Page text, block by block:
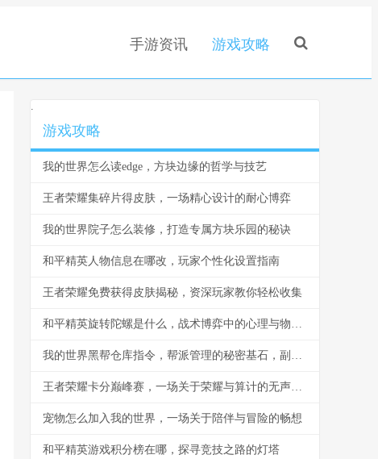
手游资讯 游戏攻略
.
游戏攻略
我的世界怎么读edge，方块边缘的哲学与技艺
王者荣耀集碎片得皮肤，一场精心设计的耐心博弈
我的世界院子怎么装修，打造专属方块乐园的秘诀
和平精英人物信息在哪改，玩家个性化设置指南
王者荣耀免费获得皮肤揭秘，资深玩家教你轻松收集
和平精英旋转陀螺是什么，战术博弈中的心理与物理轴心
我的世界黑帮仓库指令，帮派管理的秘密基石，副标题，指令构筑的地下秩序与财富堡垒
王者荣耀卡分巅峰赛，一场关于荣耀与算计的无声战争
宠物怎么加入我的世界，一场关于陪伴与冒险的畅想
和平精英游戏积分榜在哪，探寻竞技之路的灯塔